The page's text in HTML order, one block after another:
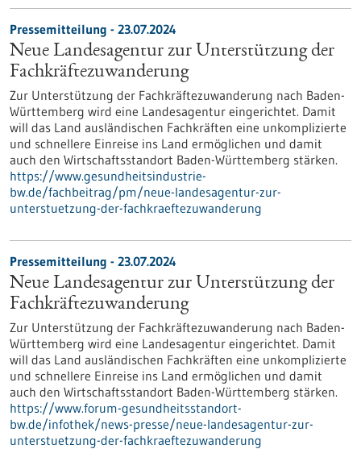
Pressemitteilung - 23.07.2024
Neue Landesagentur zur Unterstützung der
Fachkräftezuwanderung
Zur Unterstützung der Fachkräftezuwanderung nach Baden-
Württemberg wird eine Landesagentur eingerichtet. Damit
will das Land ausländischen Fachkräften eine unkomplizierte
und schnellere Einreise ins Land ermöglichen und damit
auch den Wirtschaftsstandort Baden-Württemberg stärken.
https://www.gesundheitsindustrie-
bw.de/fachbeitrag/pm/neue-landesagentur-zur-
unterstuetzung-der-fachkraeftezuwanderung
Pressemitteilung - 23.07.2024
Neue Landesagentur zur Unterstützung der
Fachkräftezuwanderung
Zur Unterstützung der Fachkräftezuwanderung nach Baden-
Württemberg wird eine Landesagentur eingerichtet. Damit
will das Land ausländischen Fachkräften eine unkomplizierte
und schnellere Einreise ins Land ermöglichen und damit
auch den Wirtschaftsstandort Baden-Württemberg stärken.
https://www.forum-gesundheitsstandort-
bw.de/infothek/news-presse/neue-landesagentur-zur-
unterstuetzung-der-fachkraeftezuwanderung